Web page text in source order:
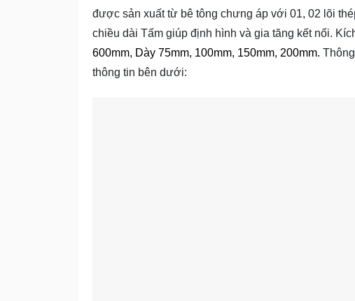
được sản xuất từ bê tông chưng áp với 01, 02 lõi
chiều dài Tấm giúp định hình và gia tăng kết nối.
600mm, Dày 75mm, 100mm, 150mm, 200mm.
thông tin bên dưới: